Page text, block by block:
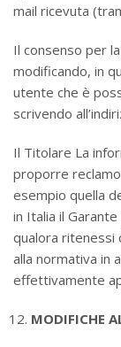
mail ricevuta
Il consenso per
modificando, in
utente che è
scrivendo
Il Titolare La
proporre
esempio quella
in Italia il
qualora ritenessi
alla normativa in
effettivamente
MODIFICHE